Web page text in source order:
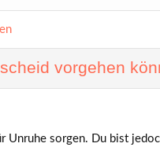
vorgehen
Unruhe sorgen. Du bist